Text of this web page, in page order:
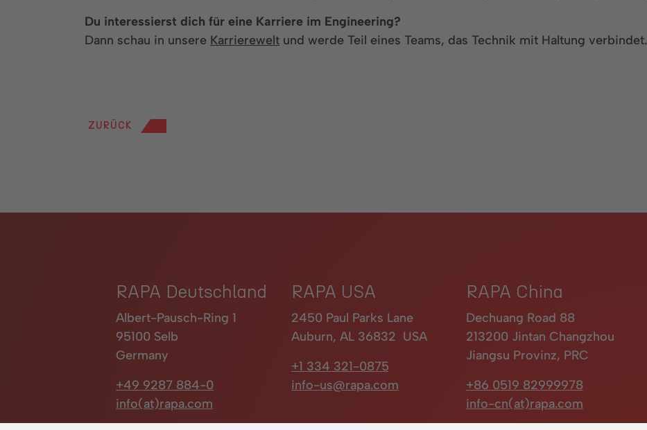
Du interessierst dich für eine Karriere im Engineering?
Dann schau in unsere Karrierewelt und werde Teil eines Teams, das Technik mit Haltung verbindet.
ZURÜCK
RAPA Deutschland
Albert-Pausch-Ring 1
95100 Selb
Germany
+49 9287 884-0
info(at)rapa.com
RAPA USA
2450 Paul Parks Lane
Auburn, AL 36832 USA
+1 334 321-0875
info-us@rapa.com
RAPA China
Dechuang Road 88
213200 Jintan Changzhou
Jiangsu Provinz, PRC
+86 0519 82999978
info-cn(at)rapa.com